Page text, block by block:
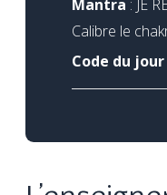
Mantra : JE
Calibre le
Code du jour